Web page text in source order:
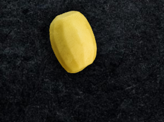
„Große
Runde“
für Salat und
Pellkartoffeln
Zu dem Produkten >